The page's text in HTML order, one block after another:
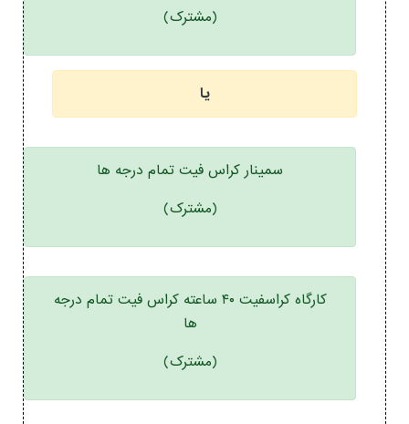
(مشترک)
یا
سمینار کراس فیت تمام درجه ها
(مشترک)
کارگاه کراسفیت ۴۰ ساعته کراس فیت تمام درجه
ها
(مشترک)